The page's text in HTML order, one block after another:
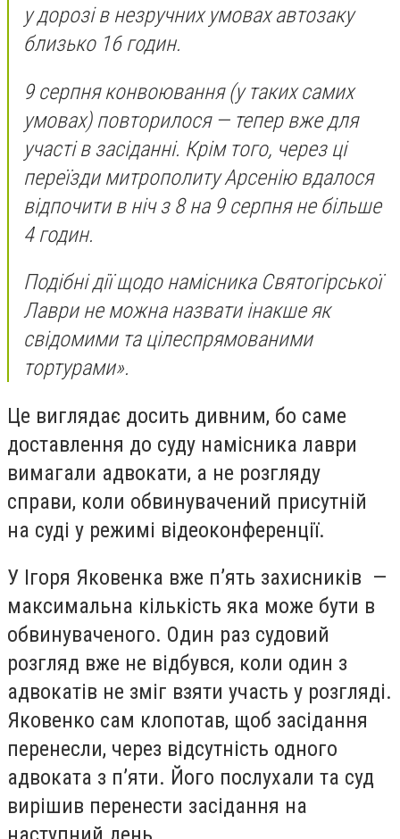
у дорозі в незручних умовах автозаку
близько 16 годин.
9 серпня конвоювання (у таких самих
умовах) повторилося — тепер вже для
участі в засіданні. Крім того, через ці
переїзди митрополиту Арсенію вдалося
відпочити в ніч з 8 на 9 серпня не більше
4 годин.
Подібні дії щодо намісника Святогірської
Лаври не можна назвати інакше як
свідомими та цілеспрямованими
тортурами».
Це виглядає досить дивним, бо саме
доставлення до суду намісника лаври
вимагали адвокати, а не розгляду
справи, коли обвинувачений присутній
на суді у режимі відеоконференції.
У Ігоря Яковенка вже п’ять захисників —
максимальна кількість яка може бути в
обвинуваченого. Один раз судовий
розгляд вже не відбувся, коли один з
адвокатів не зміг взяти участь у розгляді.
Яковенко сам клопотав, щоб засідання
перенесли, через відсутність одного
адвоката з п’яти. Його послухали та суд
вирішив перенести засідання на